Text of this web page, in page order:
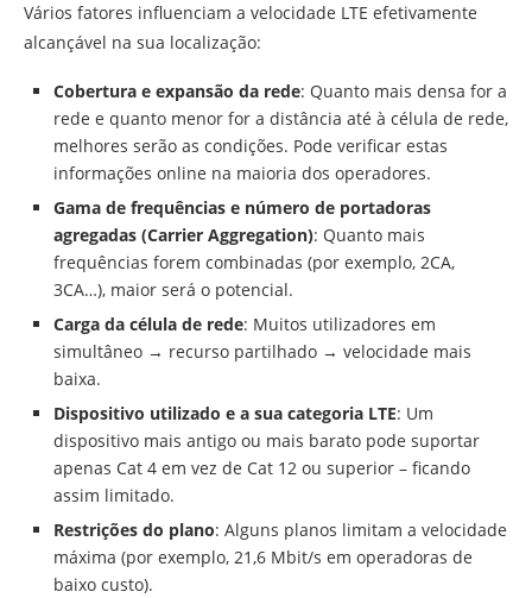
Vários fatores influenciam a velocidade LTE efetivamente
alcançável na sua localização:
Cobertura e expansão da rede: Quanto mais densa for a
rede e quanto menor for a distância até à célula de rede,
melhores serão as condições. Pode verificar estas
informações online na maioria dos operadores.
Gama de frequências e número de portadoras
agregadas (Carrier Aggregation): Quanto mais
frequências forem combinadas (por exemplo, 2CA,
3CA…), maior será o potencial.
Carga da célula de rede: Muitos utilizadores em
simultâneo → recurso partilhado → velocidade mais
baixa.
Dispositivo utilizado e a sua categoria LTE: Um
dispositivo mais antigo ou mais barato pode suportar
apenas Cat 4 em vez de Cat 12 ou superior – ficando
assim limitado.
Restrições do plano: Alguns planos limitam a velocidade
máxima (por exemplo, 21,6 Mbit/s em operadoras de
baixo custo).